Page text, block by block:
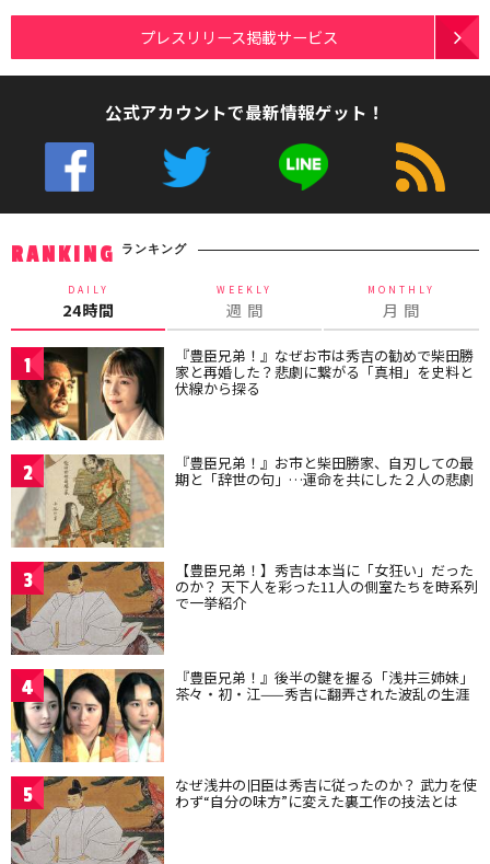
プレスリリース掲載サービス
公式アカウントで最新情報ゲット！
RANKING ランキング
DAILY
24時間
WEEKLY
週 間
MONTHLY
月 間
1 『豊臣兄弟！』なぜお市は秀吉の勧めで柴田勝
家と再婚した？悲劇に繋がる「真相」を史料と
伏線から探る
2 『豊臣兄弟！』お市と柴田勝家、自刃しての最
期と「辞世の句」…運命を共にした２人の悲劇
3 【豊臣兄弟！】秀吉は本当に「女狂い」だった
のか？ 天下人を彩った11人の側室たちを時系列
で一挙紹介
4 『豊臣兄弟！』後半の鍵を握る「浅井三姉妹」
茶々・初・江——秀吉に翻弄された波乱の生涯
5 なぜ浅井の旧臣は秀吉に従ったのか？ 武力を使
わず“自分の味方”に変えた裏工作の技法とは